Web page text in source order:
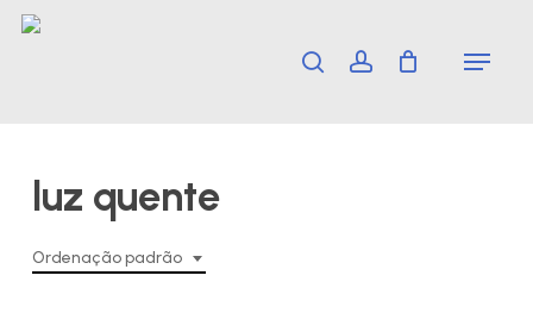
Skip
search account Menu
luz quente
Ordenação padrão